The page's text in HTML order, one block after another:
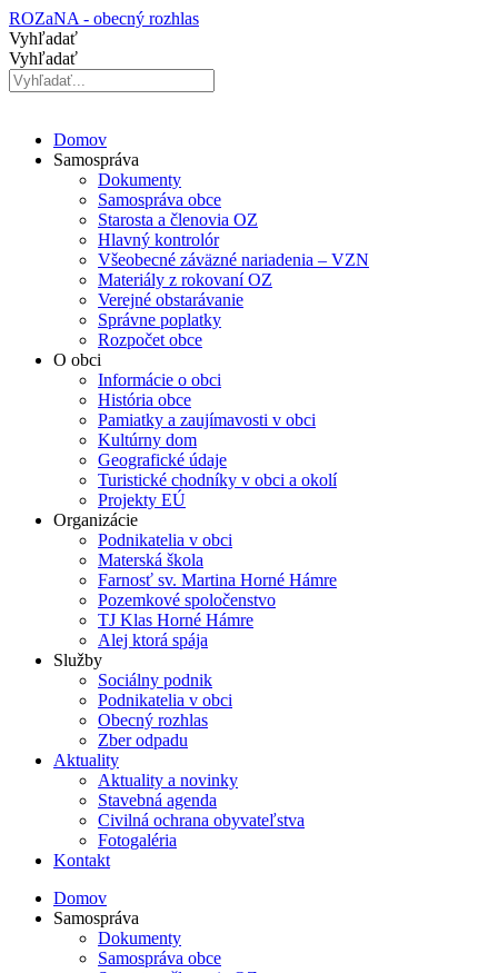
Preskočiť
na
obsah
ROZaNA - obecný rozhlas
Vyhľadať
Vyhľadať
Domov
Samospráva
Dokumenty
Samospráva obce
Starosta a členovia OZ
Hlavný kontrolór
Všeobecné záväzné nariadenia – VZN
Materiály z rokovaní OZ
Verejné obstarávanie
Správne poplatky
Rozpočet obce
O obci
Informácie o obci
História obce
Pamiatky a zaujímavosti v obci
Kultúrny dom
Geografické údaje
Turistické chodníky v obci a okolí
Projekty EÚ
Organizácie
Podnikatelia v obci
Materská škola
Farnosť sv. Martina Horné Hámre
Pozemkové spoločenstvo
TJ Klas Horné Hámre
Alej ktorá spája
Služby
Sociálny podnik
Podnikatelia v obci
Obecný rozhlas
Zber odpadu
Aktuality
Aktuality a novinky
Stavebná agenda
Civilná ochrana obyvateľstva
Fotogaléria
Kontakt
Domov
Samospráva
Dokumenty
Samospráva obce